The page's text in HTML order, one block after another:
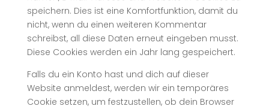
speichern. Dies ist eine Komfortfunktion, damit du
nicht, wenn du einen weiteren Kommentar
schreibst, all diese Daten erneut eingeben musst.
Diese Cookies werden ein Jahr lang gespeichert.
Falls du ein Konto hast und dich auf dieser
Website anmeldest, werden wir ein temporäres
Cookie setzen, um festzustellen, ob dein Browser